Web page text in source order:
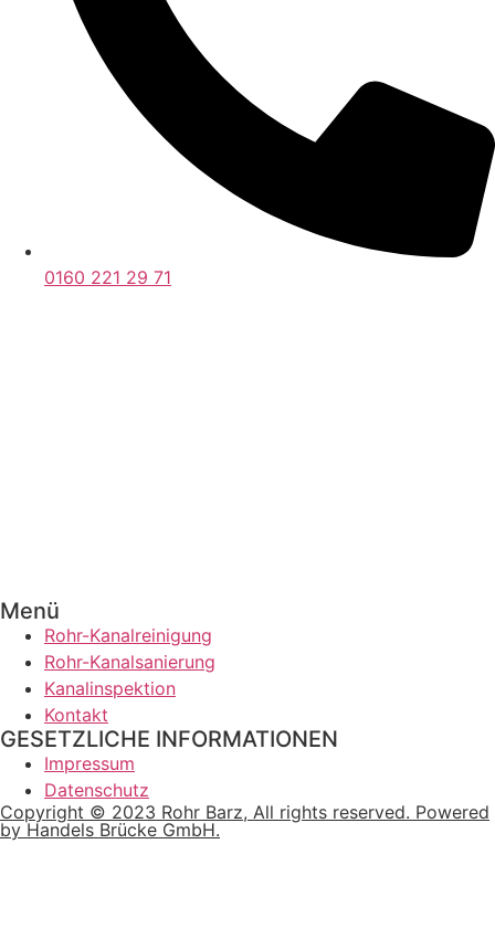
0160 221 29 71
Menü
Rohr-Kanalreinigung
Rohr-Kanalsanierung
Kanalinspektion
Kontakt
GESETZLICHE INFORMATIONEN
Impressum
Datenschutz
Copyright © 2023 Rohr Barz, All rights reserved. Powered
by Handels Brücke GmbH.